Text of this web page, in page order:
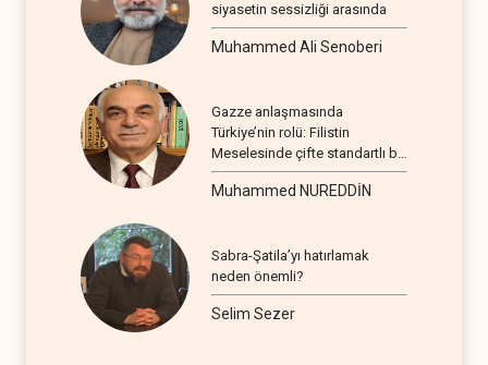
siyasetin sessizliği arasında
Muhammed Ali Senoberi
Gazze anlaşmasında
Türkiye’nin rolü: Filistin
Meselesinde çifte standartlı bir
seyir
Muhammed NUREDDİN
Sabra-Şatila’yı hatırlamak
neden önemli?
Selim Sezer